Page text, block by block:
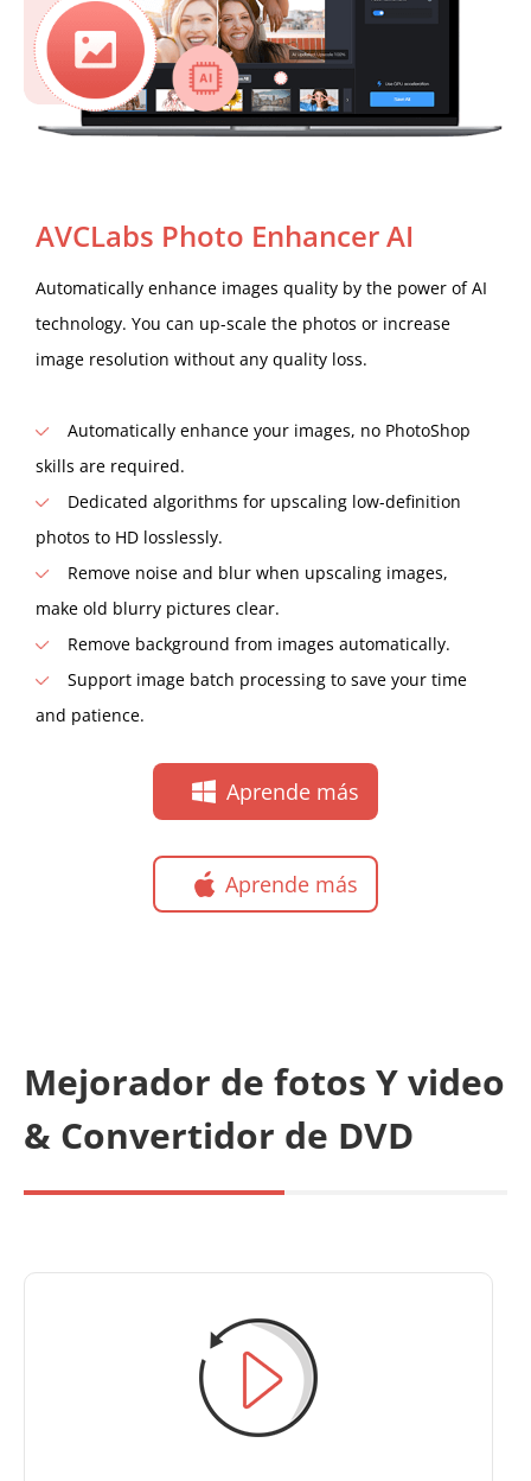
AVCLabs Photo Enhancer AI
Automatically enhance images quality by the power of AI
technology. You can up-scale the photos or increase
image resolution without any quality loss.
Automatically enhance your images, no PhotoShop
skills are required.
Dedicated algorithms for upscaling low-definition
photos to HD losslessly.
Remove noise and blur when upscaling images,
make old blurry pictures clear.
Remove background from images automatically.
Support image batch processing to save your time
and patience.
Aprende más
Aprende más
Mejorador de fotos Y video
& Convertidor de DVD